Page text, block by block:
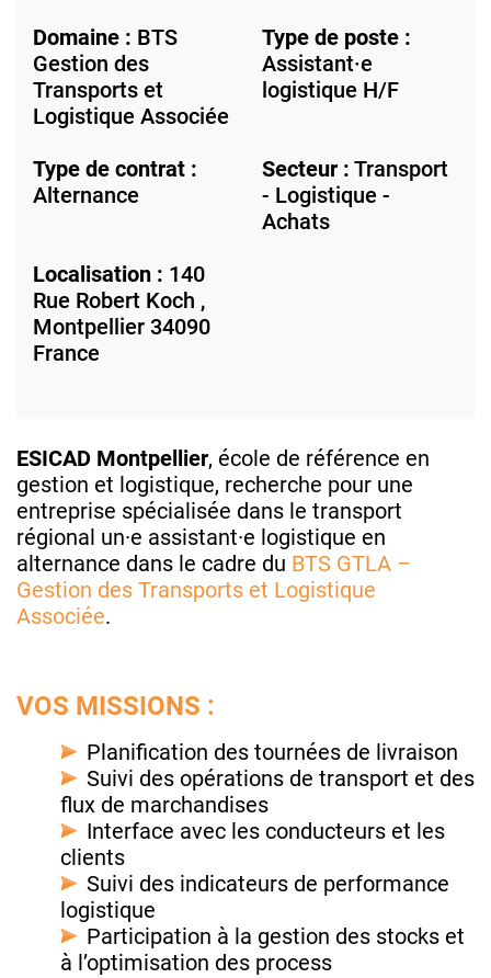
Domaine : BTS
Gestion des
Transports et
Logistique Associée
Type de poste :
Assistant·e
logistique H/F
Type de contrat :
Alternance
Secteur : Transport
- Logistique -
Achats
Localisation : 140
Rue Robert Koch ,
Montpellier 34090
France
ESICAD Montpellier, école de référence en
gestion et logistique, recherche pour une
entreprise spécialisée dans le transport
régional un·e assistant·e logistique en
alternance dans le cadre du BTS GTLA –
Gestion des Transports et Logistique
Associée.
VOS MISSIONS :
Planification des tournées de livraison
Suivi des opérations de transport et des
flux de marchandises
Interface avec les conducteurs et les
clients
Suivi des indicateurs de performance
logistique
Participation à la gestion des stocks et
à l’optimisation des process